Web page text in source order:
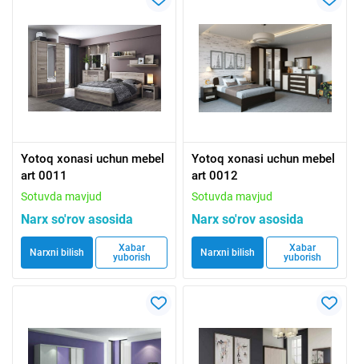
Yotoq xonasi uchun mebel
art 0011
Sotuvda mavjud
Narx so'rov asosida
Narxni bilish
Xabar
yuborish
Yotoq xonasi uchun mebel
art 0012
Sotuvda mavjud
Narx so'rov asosida
Narxni bilish
Xabar
yuborish